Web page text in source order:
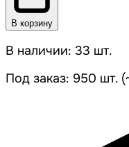
В корзину
В наличии: 33 шт.
Под заказ: 950 шт.